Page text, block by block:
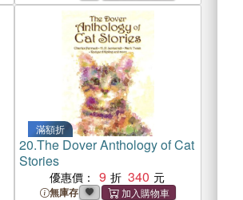
滿額折
20.The Dover Anthology of Cat
Stories
優惠價： 9 340
無庫存